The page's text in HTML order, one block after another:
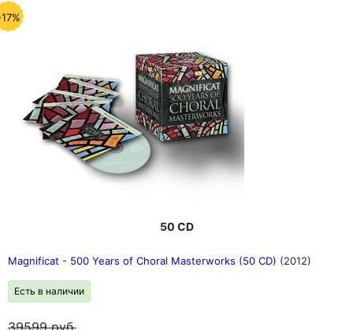
50 CD
Magnificat - 500 Years of Choral Masterworks (50 CD) (2012)
Есть в наличии
39599руб.